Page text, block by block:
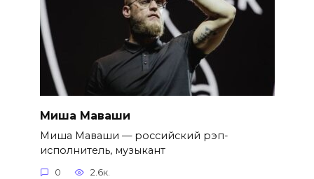
Миша Маваши
Миша Маваши — российский рэп-
исполнитель, музыкант
0 2.6к.